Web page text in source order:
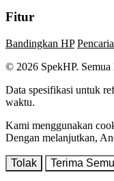
Fitur
Bandingkan HP
© 2026 SpekHP.
Data spesifikasi untuk
waktu.
Kami menggunakan
Dengan melanjutkan,
Tolak Terima